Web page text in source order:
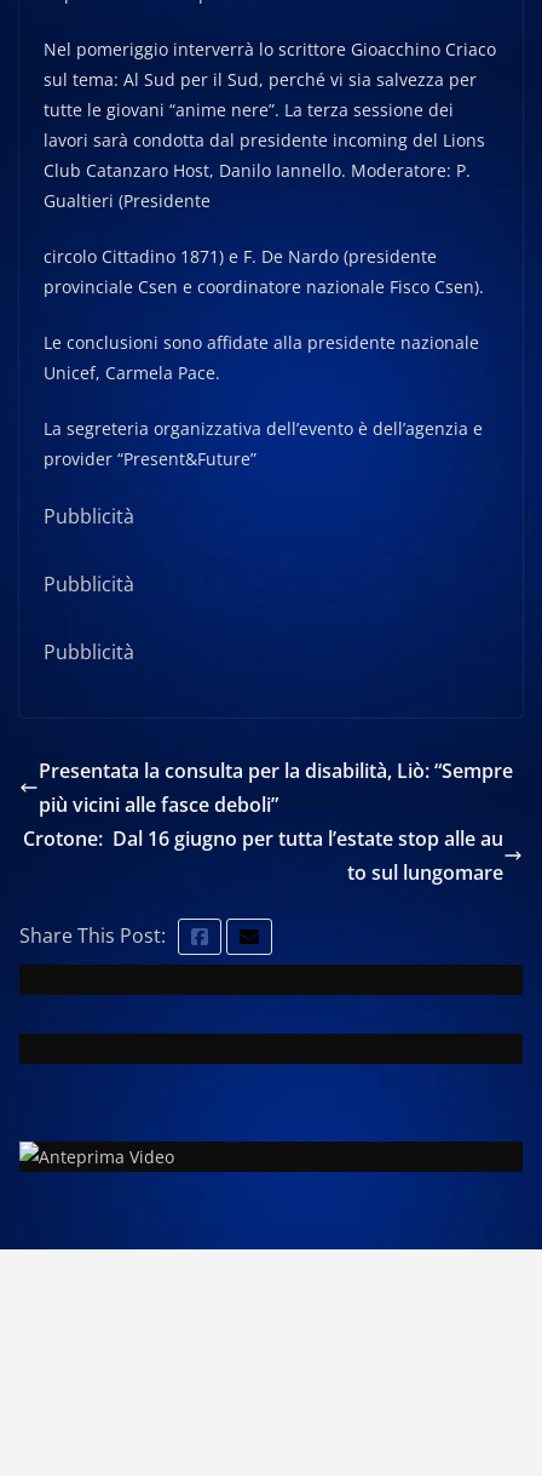
Nel pomeriggio interverrà lo scrittore Gioacchino Criaco
sul tema: Al Sud per il Sud, perché vi sia salvezza per
tutte le giovani “anime nere”. La terza sessione dei
lavori sarà condotta dal presidente incoming del Lions
Club Catanzaro Host, Danilo Iannello. Moderatore: P.
Gualtieri (Presidente
circolo Cittadino 1871) e F. De Nardo (presidente
provinciale Csen e coordinatore nazionale Fisco Csen).
Le conclusioni sono affidate alla presidente nazionale
Unicef, Carmela Pace.
La segreteria organizzativa dell’evento è dell’agenzia e
provider “Present&Future”
Pubblicità
Pubblicità
Pubblicità
Presentata la consulta per la disabilità, Liò: “Sempre
più vicini alle fasce deboli”
Crotone: Dal 16 giugno per tutta l’estate stop alle au
to sul lungomare
Share This Post: